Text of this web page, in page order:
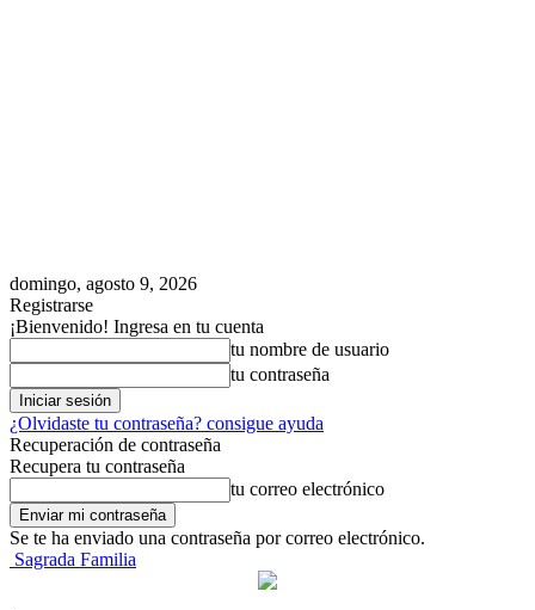
domingo, agosto 9, 2026
Registrarse
¡Bienvenido! Ingresa en tu cuenta
tu nombre de usuario
tu contraseña
¿Olvidaste tu contraseña? consigue ayuda
Recuperación de contraseña
Recupera tu contraseña
tu correo electrónico
Se te ha enviado una contraseña por correo electrónico.
Sagrada Familia